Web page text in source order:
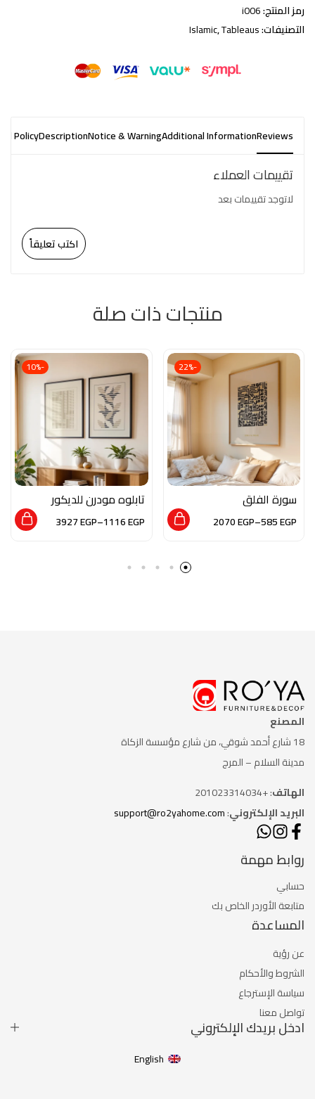
رمز المنتج:i006
التصنيفات:
Islamic,Tableaus
Reviews
Additional Information
Notice & Warning
Description
Policy
تقييمات العملاء
لاتوجد تقييمات بعد
اكتب تعليقاً
منتجات ذات صلة
-22%
سورة الفلق
585EGP
–
2070EGP
-10%
تابلوه مودرن للديكور
من الخشب الطبيعي و
الزجاج بلمسه من الفن
1116EGP
–
3927EGP
المصنع
18 شارع أحمد شوقي، من شارع
مؤسسة الزكاة
مدينة السلام – المرج
الهاتف: +201023314034
البريد الإلكتروني:
support@ro2yahome.com
روابط مهمة
حسابي
متابعة الأوردر الخاص بك
المساعدة
عن رؤية
الشروط والأحكام
سياسة الإسترجاع
تواصل معنا
ادخل بريدك الإلكتروني
English